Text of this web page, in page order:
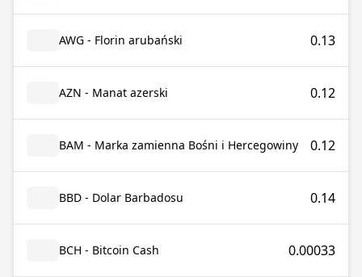
AWG - Florin arubański 0.13
AZN - Manat azerski 0.12
BAM - Marka zamienna Bośni i Hercegowiny 0.12
BBD - Dolar Barbadosu 0.14
BCH - Bitcoin Cash 0.00033